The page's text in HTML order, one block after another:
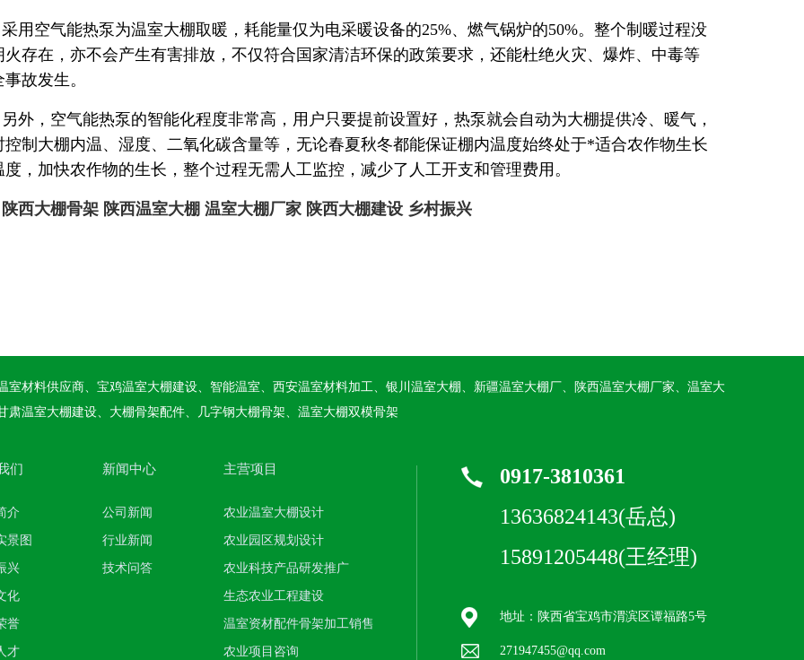
采用空气能热泵为温室大棚取暖，耗能量仅为电采暖设备的25%、燃气锅炉的50%。整个制暖过程没
火存在，亦不会产生有害排放，不仅符合国家清洁环保的政策要求，还能杜绝火灾、爆炸、中毒等
故发生。
另外，空气能热泵的智能化程度非常高，用户只要提前设置好，热泵就会自动为大棚提供冷、暖气，
控制大棚内温、湿度、二氧化碳含量等，无论春夏秋冬都能保证棚内温度始终处于*适合农作物生长
度，加快农作物的生长，整个过程无需人工监控，减少了人工开支和管理费用。
陕西大棚骨架 陕西温室大棚温室大棚厂家 陕西大棚建设 乡村振兴
室材料供应商、宝鸡温室大棚建设、智能温室、西安温室材料加工、银川温室大棚、新疆温室大棚厂、陕西温室大棚厂家、温室大
肃温室大棚建设、大棚骨架配件、几字钢大棚骨架、温室大棚双模骨架
们
介
景图
兴
化
誉
才
新闻中心
公司新闻
行业新闻
技术问答
主营项目
农业温室大棚设计
农业园区规划设计
农业科技产品研发推广
生态农业工程建设
温室资材配件骨架加工销售
农业项目咨询
0917-3810361
13636824143(岳总)
15891205448(王经理)
地址：陕西省宝鸡市渭滨区谭福路5号
271947455@qq.com